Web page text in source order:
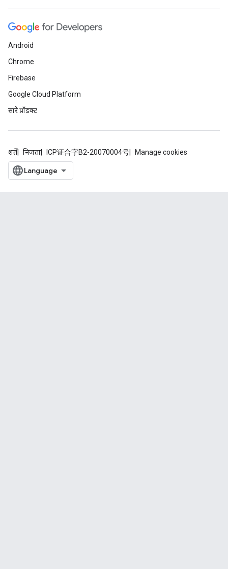
Android
Chrome
Firebase
Google Cloud Platform
सारे प्रॉडक्ट
शर्तें निजता ICP证合字B2-20070004号 Manage cookies